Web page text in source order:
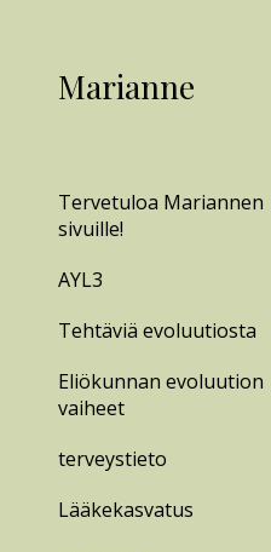
Marianne
Tervetuloa Mariannen
sivuille!
AYL3
Tehtäviä evoluutiosta
Eliökunnan evoluution
vaiheet
terveystieto
Lääkekasvatus